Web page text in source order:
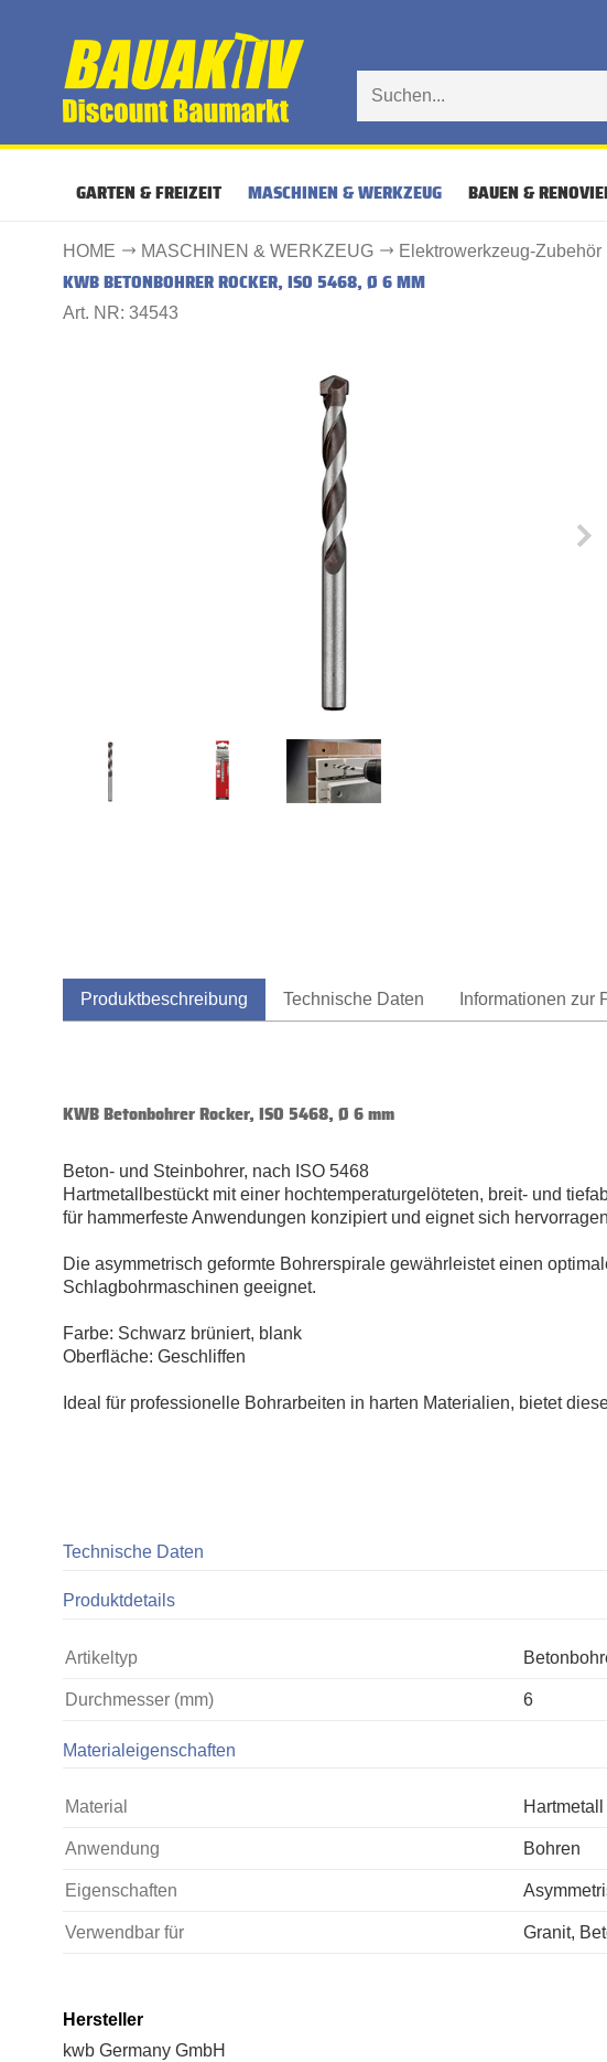
GARTEN & FREIZEIT MASCHINEN & WERKZEUG BAUEN &
HOME MASCHINEN & WERKZEUG Elektrowerkzeug-Zubehör
KWB BETONBOHRER ROCKER, ISO 5468, Ø 6 MM
Art. NR: 34543
Produktbeschreibung Technische Daten Informationen zur
KWB Betonbohrer Rocker, ISO 5468, Ø 6 mm
Beton- und Steinbohrer, nach ISO 5468
Hartmetallbestückt mit einer hochtemperaturgelöteten, breit- und
für hammerfeste Anwendungen konzipiert und eignet sich
Die asymmetrisch geformte Bohrerspirale gewährleistet einen
Schlagbohrmaschinen geeignet.
Farbe: Schwarz brüniert, blank
Oberfläche: Geschliffen
Ideal für professionelle Bohrarbeiten in harten Materialien, bietet
Technische Daten
Produktdetails
Artikeltyp
Durchmesser (mm) 6
Materialeigenschaften
Material Hartmetall
Anwendung Bohren
Eigenschaften
Verwendbar für Granit,
Hersteller
kwb Germany GmbH